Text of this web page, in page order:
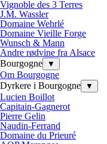
Vignoble des 3 Terres
J.M. Wassler
Domaine Wehrlé
Domaine Vieille Forge
Wunsch & Mann
Andre rødvine fra Alsace
Bourgogne
▼
Om Bourgogne
Dyrkere i Bourgogne
▼
Lucien Boillot
Capitain-Gagnerot
Pierre Gelin
Naudin-Ferrand
Domaine du Prieuré